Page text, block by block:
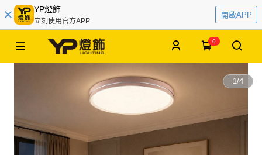
YP燈飾
立刻使用官方APP
開啟APP
0
1/4